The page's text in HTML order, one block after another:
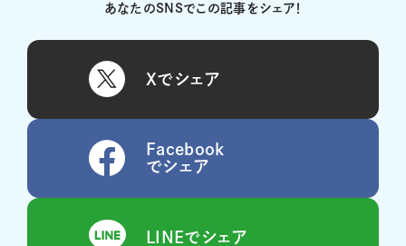
あなたのSNSでこの記事をシェア！
Xでシェア
Facebook
でシェア
LINEでシェア